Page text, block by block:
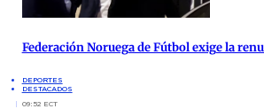
Federación Noruega de Fútbol exige la
DEPORTES
DESTACADOS
09:52 ECT